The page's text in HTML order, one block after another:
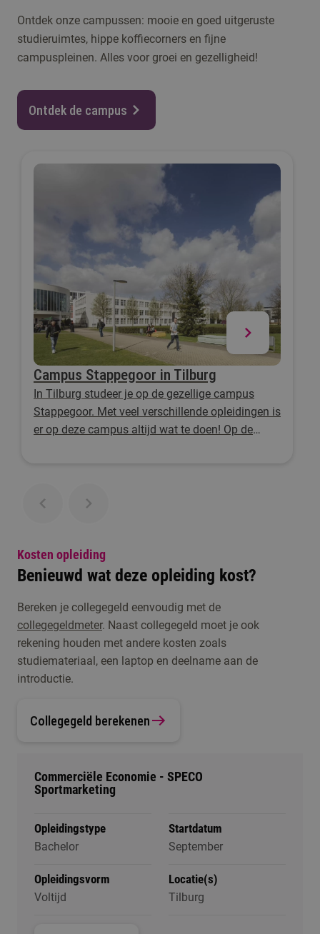
Ontdek onze campussen: mooie en goed uitgeruste
studieruimtes, hippe koffiecorners en fijne
campuspleinen. Alles voor groei en gezelligheid!
Ontdek de campus
Campus Stappegoor in Tilburg
In Tilburg studeer je op de gezellige campus
Stappegoor. Met veel verschillende opleidingen is
er op deze campus altijd wat te doen! Op de
bioscoop.
Kosten opleiding
Benieuwd wat deze opleiding kost?
Bereken je collegegeld eenvoudig met de
collegegeldmeter. Naast collegegeld moet je ook
rekening houden met andere kosten zoals
studiemateriaal, een laptop en deelname aan de
introductie.
Collegegeld berekenen
Commerciële Economie - SPECO
Sportmarketing
Opleidingstype
Bachelor
Startdatum
September
Opleidingsvorm
Voltijd
Locatie(s)
Tilburg